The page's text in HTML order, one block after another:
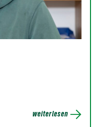
weiterlesen